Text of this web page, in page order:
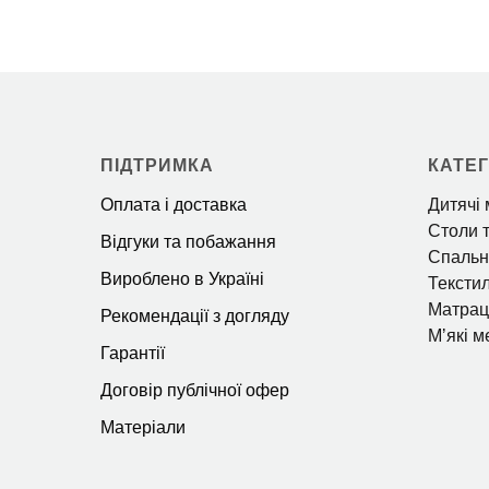
ПІДТРИМКА
Оплата і доставка
Відгуки та побажання
Вироблено в Україні
Рекомендації з догляду
Гарантії
Договір публічної офер
Матеріали
Дитячі
Столи
Мʼякі